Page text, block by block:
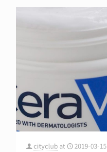
cityclub at 2019-03-15